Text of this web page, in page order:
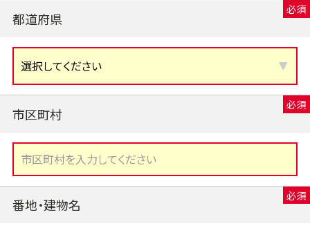
都道府県
市区町村
番地・建物名